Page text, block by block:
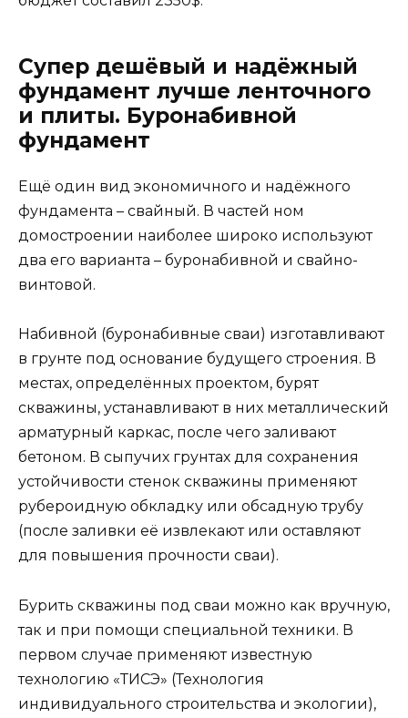
Супер дешёвый и надёжный
фундамент лучше ленточного
и плиты. Буронабивной
фундамент
Ещё один вид экономичного и надёжного
фундамента – свайный. В частей ном
домостроении наиболее широко используют
два его варианта – буронабивной и свайно-
винтовой.
Набивной (буронабивные сваи) изготавливают
в грунте под основание будущего строения. В
местах, определённых проектом, бурят
скважины, устанавливают в них металлический
арматурный каркас, после чего заливают
бетоном. В сыпучих грунтах для сохранения
устойчивости стенок скважины применяют
рубероидную обкладку или обсадную трубу
(после заливки её извлекают или оставляют
для повышения прочности сваи).
Бурить скважины под сваи можно как вручную,
так и при помощи специальной техники. В
первом случае применяют известную
технологию «ТИСЭ» (Технология
индивидуального строительства и экологии),